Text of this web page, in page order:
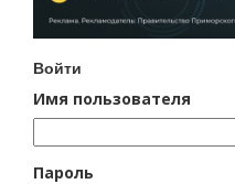
Войти
Имя пользователя
Пароль